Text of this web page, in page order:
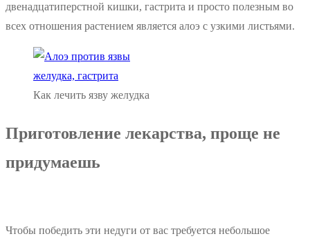
двенадцатиперстной кишки, гастрита и просто полезным во
всех отношения растением является алоэ с узкими листьями.
Как лечить язву желудка
Приготовление лекарства, проще не
придумаешь
Чтобы победить эти недуги от вас требуется небольшое